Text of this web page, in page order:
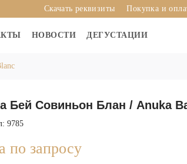
Скачать реквизиты Покупка и
НОВОСТИ ДЕГУСТАЦИИ
Бей Совиньон Блан / Anuka
9785
по запросу